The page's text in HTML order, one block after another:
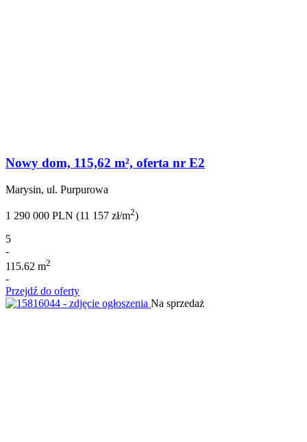
Nowy dom, 115,62 m², oferta nr E2
Marysin, ul. Purpurowa
1 290 000 PLN (11 157 zł/m2)
5
-
115.62 m2
-
Przejdź do oferty
Na sprzedaż